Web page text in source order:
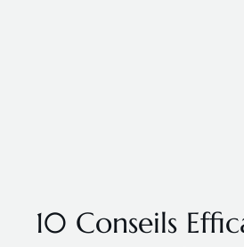
10 Conseils